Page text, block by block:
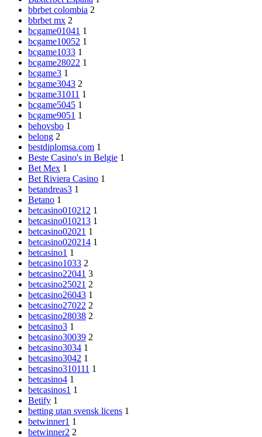
bbrbet colombia 2
bbrbet mx 2
bcgame01041 1
bcgame10052 1
bcgame1033 1
bcgame28022 1
bcgame3 1
bcgame3043 2
bcgame31011 1
bcgame5045 1
bcgame9051 1
behovsbo 1
belong 2
bestdiplomsa.com 1
Beste Casino's in Belgie 1
Bet Mex 1
Bet Riviera Casino 1
betandreas3 1
Betano 1
betcasino010212 1
betcasino010213 1
betcasino02021 1
betcasino020214 1
betcasino1 1
betcasino1033 2
betcasino22041 3
betcasino25021 2
betcasino26043 1
betcasino27022 2
betcasino28038 2
betcasino3 1
betcasino30039 2
betcasino3034 1
betcasino3042 1
betcasino310111 1
betcasino4 1
betcasinos1 1
Betify 1
betting utan svensk licens 1
betwinner1 1
betwinner2 2